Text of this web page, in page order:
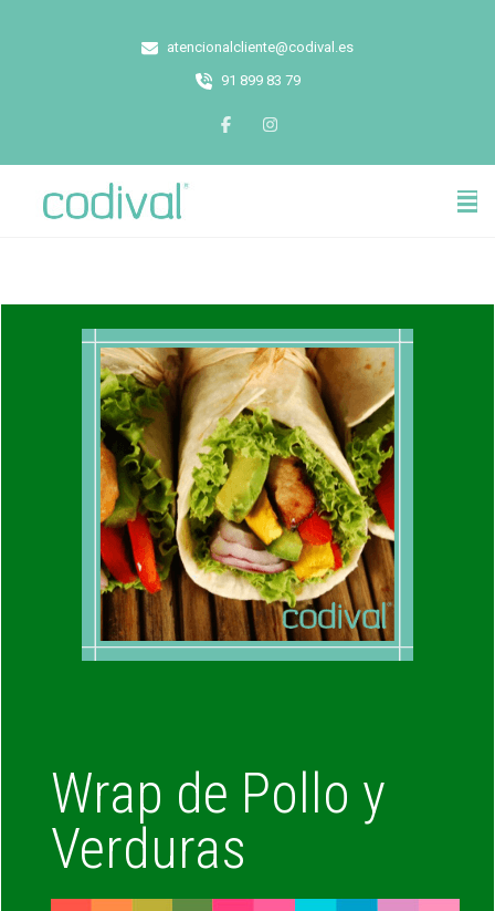
atencionalcliente@codival.es
91 899 83 79
Wrap de Pollo y
Verduras